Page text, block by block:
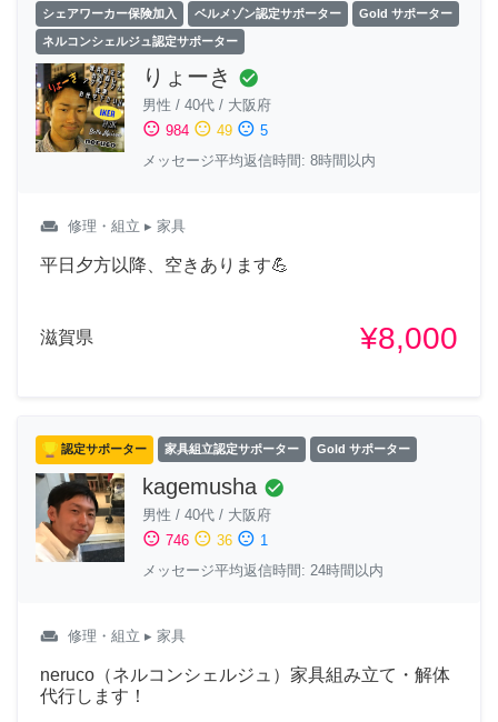
シェアワーカー保険加入 ベルメゾン認定サポーター Gold サポーター
ネルコンシェルジュ認定サポーター
りょーき check_circle
男性 / 40代 / 大阪府
sentiment_satisfied 984 sentiment_neutral 49 sentiment_dissatisfied 5
メッセージ平均返信時間: 8時間以内
weekend 修理・組立 ▸ 家具
平日夕方以降、空きあります💪
滋賀県 ¥8,000
認定サポーター 家具組立認定サポーター Gold サポーター
kagemusha check_circle
男性 / 40代 / 大阪府
sentiment_satisfied 746 sentiment_neutral 36 sentiment_dissatisfied 1
メッセージ平均返信時間: 24時間以内
weekend 修理・組立 ▸ 家具
neruco（ネルコンシェルジュ）家具組み立て・解体
代行します！